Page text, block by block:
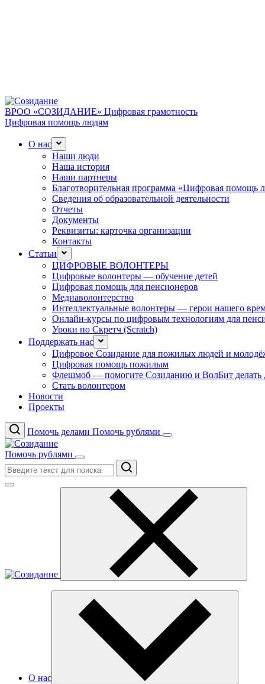
ВРОО «СОЗИДАНИЕ» Цифровая грамотность
Цифровая помощь людям
О нас
Наши люди
Наша история
Наши партнеры
Благотворительная программа «Цифровая помощь
Сведения об образовательной деятельности
Отчеты
Документы
Реквизиты: карточка организации
Контакты
Статьи
ЦИФРОВЫЕ ВОЛОНТЕРЫ
Цифровые волонтеры — обучение детей
Цифровая помощь для пенсионеров
Медиаволонтерство
Интеллектуальные волонтеры — герои нашего
Онлайн-курсы по цифровым технологиям для
Уроки по Скретч (Scratch)
Поддержать нас
Цифровое Созидание для пожилых людей и
Цифровая помощь пожилым
Флешмоб — помогите Созиданию и ВолБит делать
Стать волонтером
Новости
Проекты
Помочь делами Помочь рублями
Помочь рублями
Поиск
О нас